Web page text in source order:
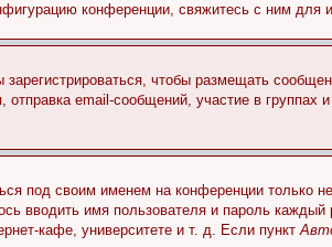
конференции, свяжитесь с ним для
чтобы размещать
email-сообщений, участие в группах и
под своим именем на конференции только
вводить имя пользователя и пароль
кафе, университете и т. д. Если пункт